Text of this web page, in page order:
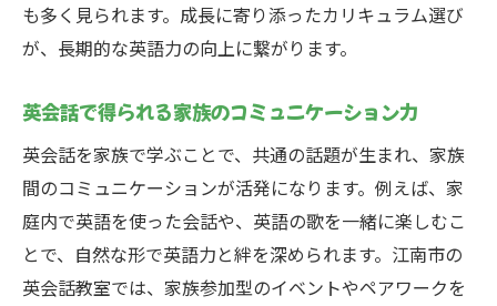
も多く見られます。成長に寄り添ったカリキュラム選び
が、長期的な英語力の向上に繋がります。
英会話で得られる家族のコミュニケーション力
英会話を家族で学ぶことで、共通の話題が生まれ、家族
間のコミュニケーションが活発になります。例えば、家
庭内で英語を使った会話や、英語の歌を一緒に楽しむこ
とで、自然な形で英語力と絆を深められます。江南市の
英会話教室では、家族参加型のイベントやペアワークを